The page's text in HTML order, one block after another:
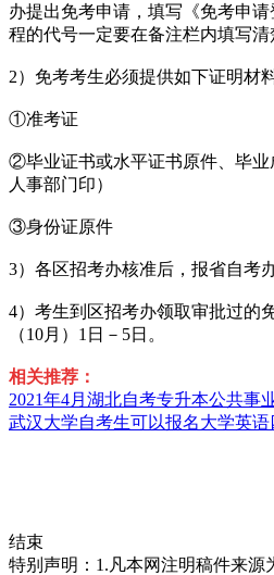
办提出免考申请，填写《免考申
程的代号一定要在备注栏内填写清
2）免考考生必须提供如下证明材
①准考证
②毕业证书或水平证书原件、毕业
人事部门印）
③身份证原件
3）各区招考办核准后，报省自考
4）考生到区招考办领取审批过的
（10月）1日－5日。
相关推荐：
2021年4月湖北自考专升本公共事
武汉大学自考生可以报名大学英语
结束
特别声明：1.凡本网注明稿件来源